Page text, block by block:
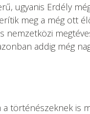
ugyanis Erdély
meg a még ott
addig még
történészeknek